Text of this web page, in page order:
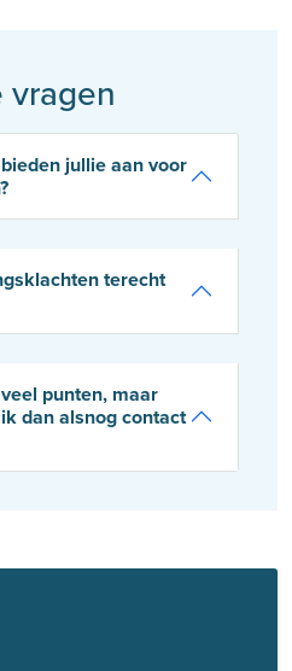
jullie aan voor
terecht
punten, maar
dan alsnog contact